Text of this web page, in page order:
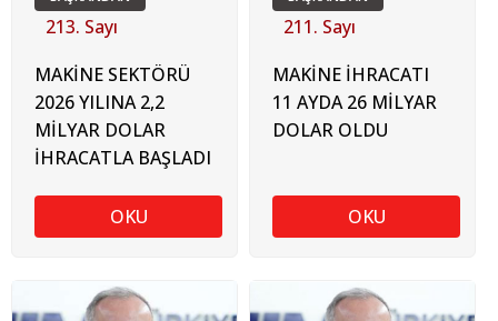
213. Sayı
MAKİNE SEKTÖRÜ
2026 YILINA 2,2
MİLYAR DOLAR
İHRACATLA BAŞLADI
OKU
211. Sayı
MAKİNE İHRACATI
11 AYDA 26 MİLYAR
DOLAR OLDU
OKU